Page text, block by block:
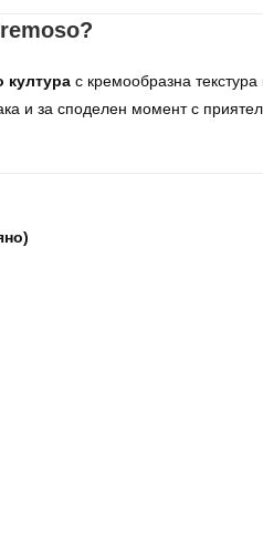
културас кремообразна текстура
и за споделен момент с